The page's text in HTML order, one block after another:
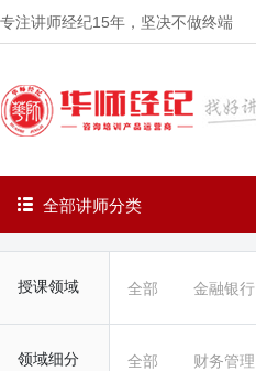
专注讲师经纪15年 ，坚决不做终端
全部讲师分类
授课领域 全部 金融银行
领域细分 全部 财务管理